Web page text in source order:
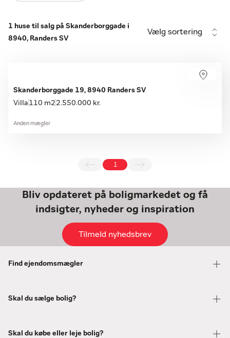
1 huse til salg på Skanderborggade i
8940, Randers SV
Vælg sortering
Skanderborggade 19, 8940 Randers SV
Villa 110 m2 2.550.000 kr.
Anden mægler
Bliv opdateret på boligmarkedet og få
indsigter, nyheder og inspiration
Tilmeld nyhedsbrev
Find ejendomsmægler
Skal du sælge bolig?
Skal du købe eller leje bolig?